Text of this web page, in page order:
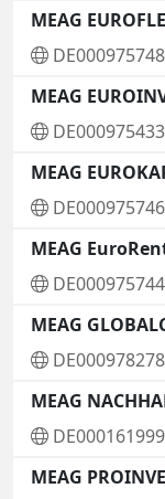
MEAG
MEAG
MEAG
MEAG
MEAG
MEAG
MEAG